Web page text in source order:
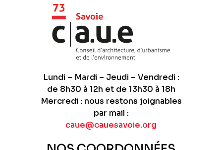
Lundi – Mardi – Jeudi – Vendredi :
de 8h30 à 12h et de 13h30 à 18h
Mercredi : nous restons joignables
par mail :
caue@cauesavoie.org